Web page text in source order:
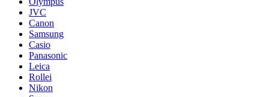
JVC
Canon
Samsung
Casio
Panasonic
Leica
Rollei
Nikon